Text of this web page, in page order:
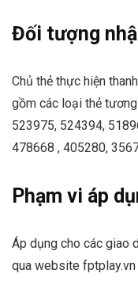
Đối tượng
Chủ thẻ thực hiện
gồm các loại thẻ
523975, 524394,
478668 , 405280,
Phạm vi áp
Áp dụng cho các giao
qua website